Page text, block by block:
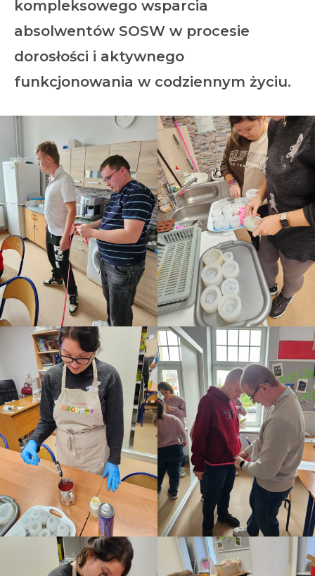
kompleksowego wsparcia
absolwentów SOSW w procesie
dorosłości i aktywnego
funkcjonowania w codziennym życiu.